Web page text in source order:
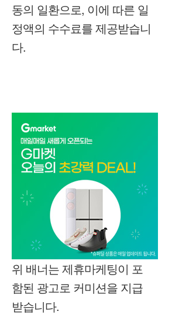
동의 일환으로, 이에 따른 일
정액의 수수료를 제공받습니
다.
위 배너는 제휴마케팅이 포
함된 광고로 커미션을 지급
받습니다.